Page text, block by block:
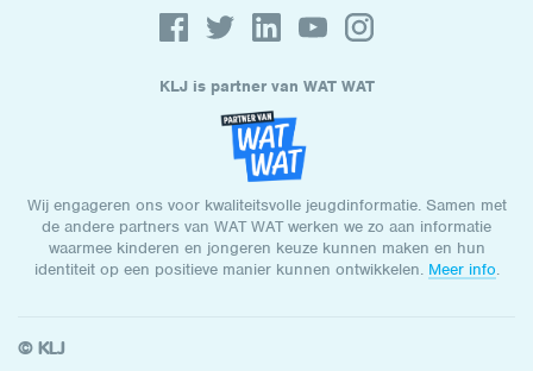
KLJ is partner van WAT WAT
Wij engageren ons voor kwaliteitsvolle jeugdinformatie. Samen met
de andere partners van WAT WAT werken we zo aan informatie
waarmee kinderen en jongeren keuze kunnen maken en hun
identiteit op een positieve manier kunnen ontwikkelen. Meer info.
© KLJ